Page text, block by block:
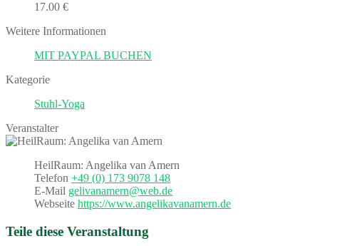
17.00 €
Weitere Informationen
MIT PAYPAL BUCHEN
Kategorie
Stuhl-Yoga
Veranstalter
HeilRaum: Angelika van Amern
Telefon +49 (0) 173 9078 148
E-Mail gelivanamern@web.de
Webseite https://www.angelikavanamern.de
Teile diese Veranstaltung